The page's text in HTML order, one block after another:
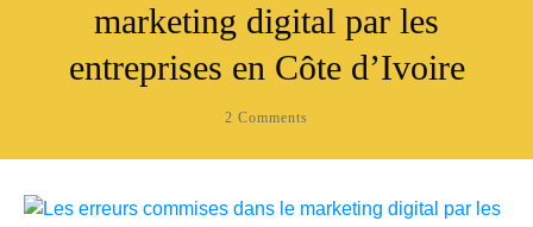
marketing digital par les
entreprises en Côte d’Ivoire
2 Comments